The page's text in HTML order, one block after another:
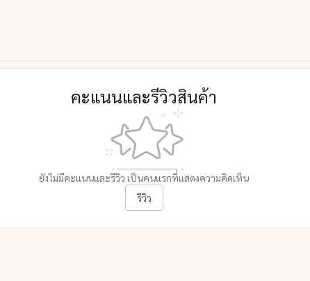
คะแนนและรีวิวสินค้า
ยังไม่มีคะแนนและรีวิว เป็นคนแรกที่แสดงความคิดเห็น
รีวิว